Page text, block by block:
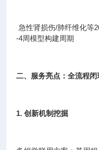
急性肾损伤/肺纤维化等
-4周模型构建周期
二、服务亮点：全流程闭
1. 创新机制挖掘